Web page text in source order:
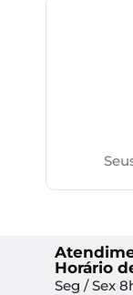
Horário
Seg / Sex